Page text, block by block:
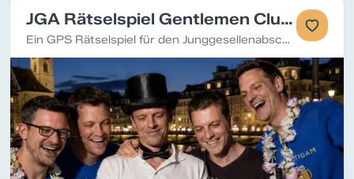
JGA Rätselspiel Gentlemen Club Zürich
Ein GPS Rätselspiel für den Junggesellenabschied mit persönlichem Rätselbuch